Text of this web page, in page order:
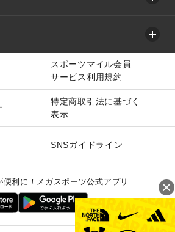
スポーツマイル会員
サービス利用規約
特定商取引法に基づく
表示
SNSガイドライン
便利に！メガスポーツ公式アプリ